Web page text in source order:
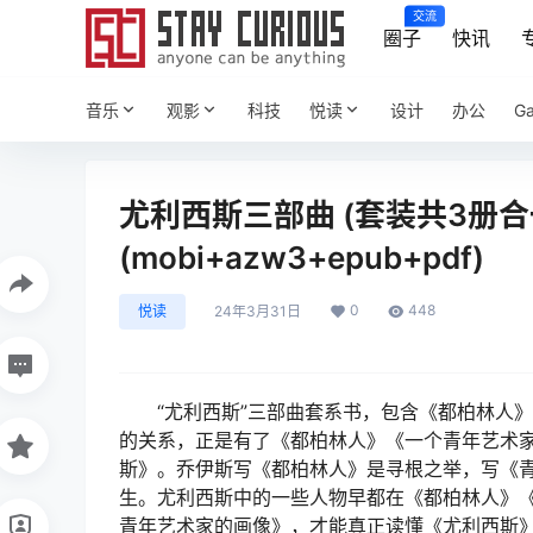
圈子
交流
快讯
音乐 观影 科技 悦读 设计 办公
尤利西斯三部曲 (套装共3册
(mobi+azw3+epub+pdf)
悦读 24年3月31日 0 448
“尤利西斯”三部曲套系书，包含《都柏林人
的关系，正是有了《都柏林人》《一个青年艺术
斯》。乔伊斯写《都柏林人》是寻根之举，写《
生。尤利西斯中的一些人物早都在《都柏林人》
青年艺术家的画像》，才能真正读懂《尤利西斯